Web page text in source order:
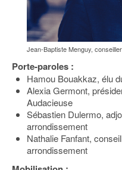
Jean-Baptiste Menguy,
Porte-paroles :
Hamou Bouakkaz, élu
Alexia Germont,
Audacieuse
Sébastien Dulermo,
arrondissement
Nathalie Fanfant,
arrondissement